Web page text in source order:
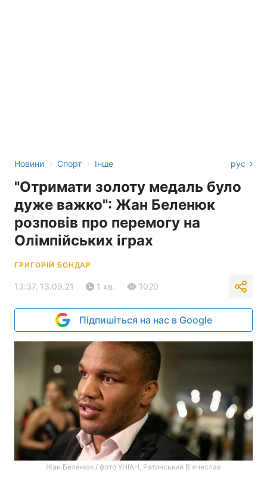
Новини › Спорт › Інше рус
"Отримати золоту медаль було
дуже важко": Жан Беленюк
розповів про перемогу на
Олімпійських іграх
ГРИГОРІЙ БОНДАР
13:37, 13.09.21 1 хв. 1020
Підпишіться на нас в Google
Жан Беленюк / фото УНІАН, Ратинський В'ячеслав